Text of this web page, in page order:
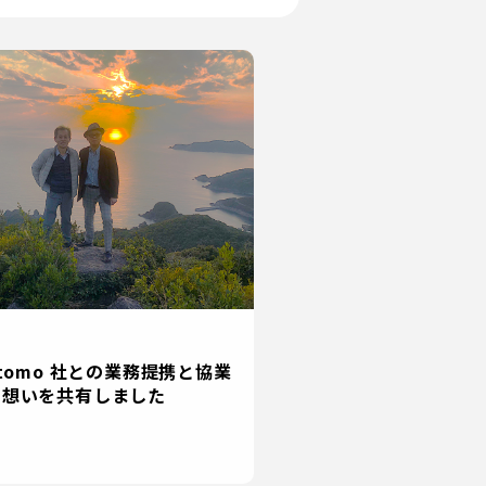
社との業務提携と協業
いを共有しました